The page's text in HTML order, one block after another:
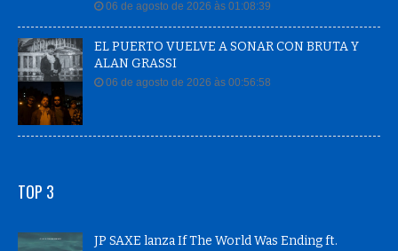
06 de agosto de 2026 às 01:08:39
EL PUERTO VUELVE A SONAR CON BRUTA Y
ALAN GRASSI
06 de agosto de 2026 às 00:56:58
TOP 3
JP SAXE lanza If The World Was Ending ft.